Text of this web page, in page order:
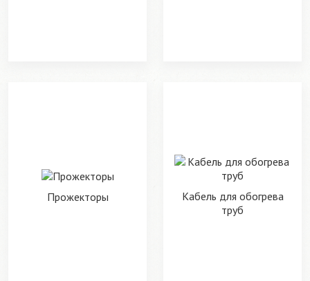
Прожекторы
Кабель для обогрева
труб